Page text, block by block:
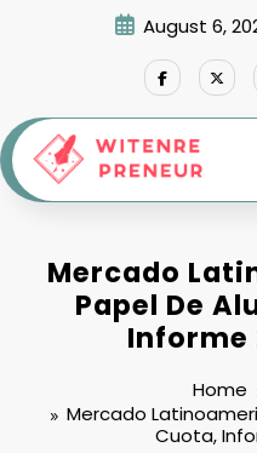
August 6,
Mercado
Papel De
Informe
Home
Mercado
Cuota,